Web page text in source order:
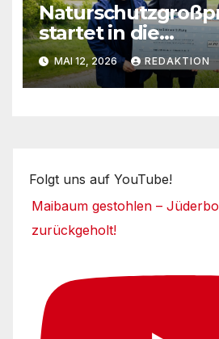
startet in die
Umsetzungsphase
MAI 12, 2026 REDAKTION
Folgt uns auf YouTube!
Maibaum gestohlen –
zurückgeholt!